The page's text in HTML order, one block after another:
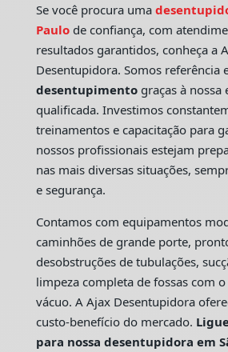
Se você procura uma
Paulo de confiança, com
resultados garantidos, conheça a
Desentupidora. Somos referência
desentupimentograças à nossa
qualificada. Investimos
treinamentos e capacitação para
nossos profissionais estejam
nas mais diversas situações,
e segurança.
Contamos com equipamentos
caminhões de grande porte,
desobstruções de tubulações,
limpeza completa de fossas com
vácuo. A Ajax Desentupidora
custo-benefício do mercado.
para nossa desentupidora em